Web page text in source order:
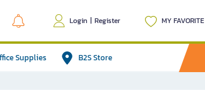
Login | Register MY FAVORITE
Supplies B2S Store